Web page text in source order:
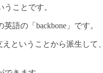
ことです。
語の「backbone」です。
えということから派生し